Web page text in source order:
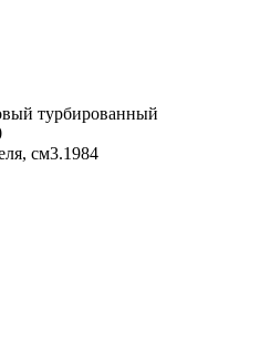
турбированный
см3.1984